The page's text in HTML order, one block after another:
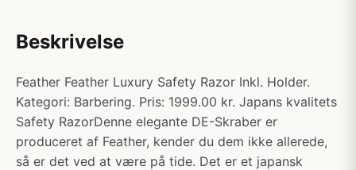
Beskrivelse
Feather Feather Luxury Safety Razor Inkl. Holder.
Kategori: Barbering. Pris: 1999.00 kr. Japans kvalitets
Safety RazorDenne elegante DE-Skraber er
produceret af Feather, kender du dem ikke allerede,
så er det ved at være på tide. Det er et japansk